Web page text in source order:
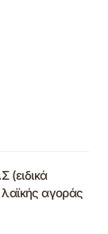
λαϊκής αγοράς